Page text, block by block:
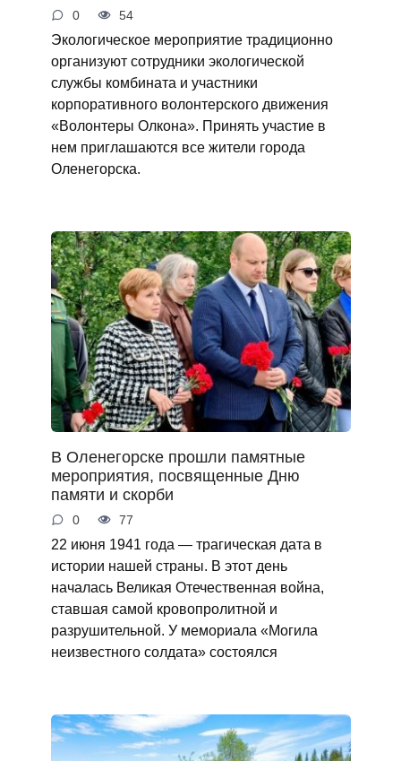
0 54
Экологическое мероприятие традиционно
организуют сотрудники экологической
службы комбината и участники
корпоративного волонтерского движения
«Волонтеры Олкона». Принять участие в
нем приглашаются все жители города
Оленегорска.
В Оленегорске прошли памятные
мероприятия, посвященные Дню
памяти и скорби
0 77
22 июня 1941 года — трагическая дата в
истории нашей страны. В этот день
началась Великая Отечественная война,
ставшая самой кровопролитной и
разрушительной. У мемориала «Могила
неизвестного солдата» состоялся